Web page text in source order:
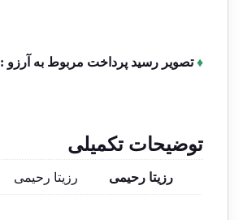
♦تصویر رسید پرداخت مربوط به آرزو :
توضیحات تکمیلی
رزیتا رحیمی رزیتا رحیمی